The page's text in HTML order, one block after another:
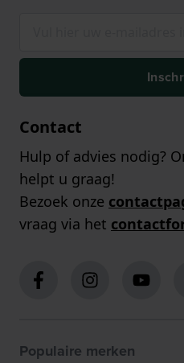
Contact
Hulp of advies nodig?
helpt u graag!
Bezoek onze
vraag via het
Populaire merken